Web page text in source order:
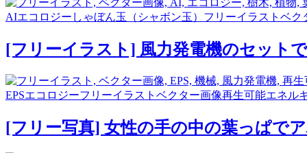
AIエコロジー しゃぼん玉（シャボン玉） フリーイラスト ベク
[フリーイラスト] 風力発電機のセット
EPSエコロジーフリーイラスト ベクター画像再生可能エネル
[フリー写真] 女性の手の中の葉っぱで